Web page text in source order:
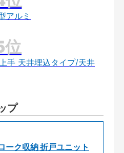
アルミ
手 天井埋込タイプ/天井
プ
ク収納 折戸ユニット